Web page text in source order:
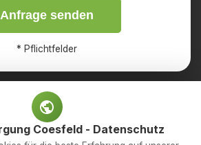
Anfrage senden
* Pflichtfelder
Datenschutz
Coesfeld - Datenschutz